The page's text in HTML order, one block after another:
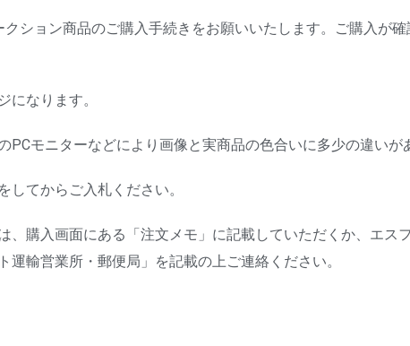
ション商品のご購入手続きをお願いいたします。ご購入が
なります。
モニターなどにより画像と実商品の色合いに多少の違いが
てからご入札ください。
、購入画面にある「注文メモ」に記載していただくか、エス
運輸営業所・郵便局」を記載の上ご連絡ください。